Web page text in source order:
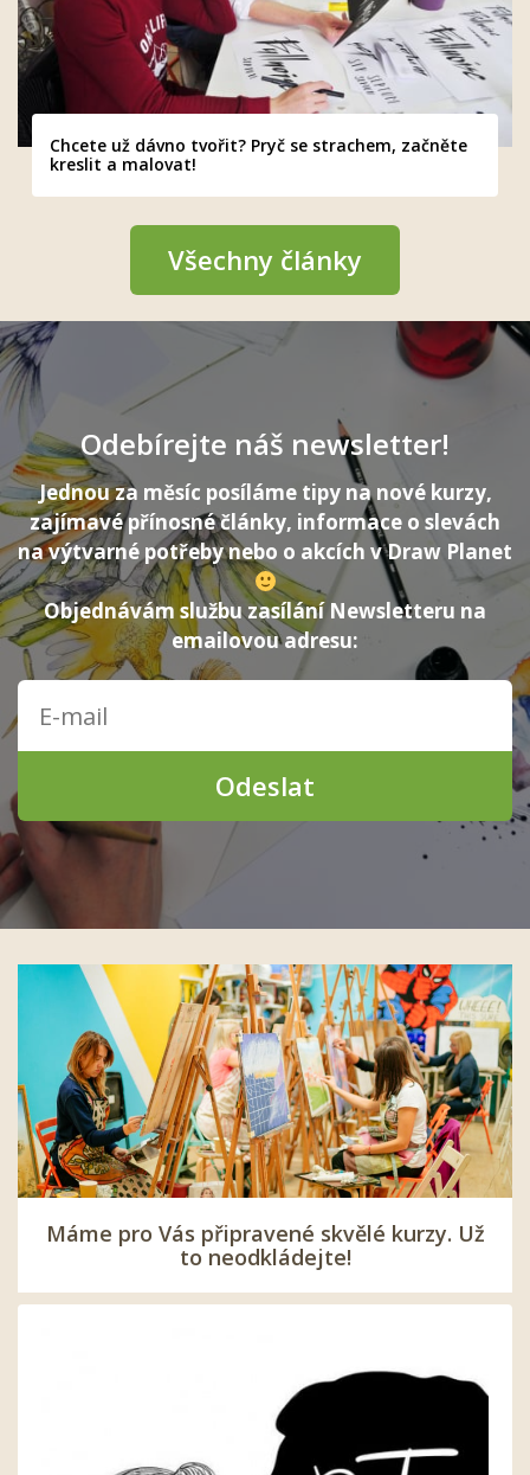
Chcete už dávno tvořit? Pryč se strachem, začněte
kreslit a malovat!
Všechny články
Odebírejte náš newsletter!
Jednou za měsíc posíláme tipy na nové kurzy,
zajímavé přínosné články, informace o slevách
na výtvarné potřeby nebo o akcích v Draw Planet
Objednávám službu zasílání Newsletteru na
emailovou adresu:
Odeslat
Máme pro Vás připravené skvělé kurzy. Už
to neodkládejte!